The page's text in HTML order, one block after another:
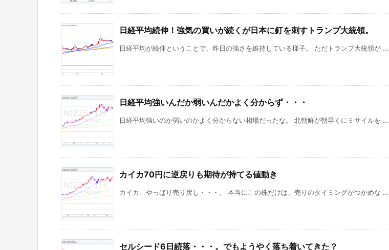
日経平均続伸！強気の買いが続くが日本に釘を刺すトランプ大統領。
日経平均が続伸ということで、昨日の強さを維持している様子。 ただトランプ大統領が ...
日経平均強いんだか弱いんだかよく分からず・・・
日経平均強いのか弱いのかよく分からない相場だったな。 北朝鮮が朝早くにミサイルを ...
カイカ70円に逆戻りも期待が持てる値動き
カイカ、やっぱり売り戻し・・・。 本当にこの株だけは、売りのタイミングがつかめな ...
セルシード6日続落・・・。でもようやく落ち着いてきた？